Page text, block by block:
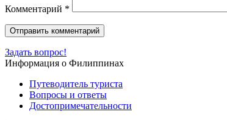
Комментарий *
Задать вопрос!
Информация о Филиппинах
Путеводитель туриста
Вопросы и ответы
Достопримечательности